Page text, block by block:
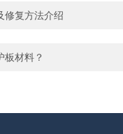
修复方法介绍
板材料？